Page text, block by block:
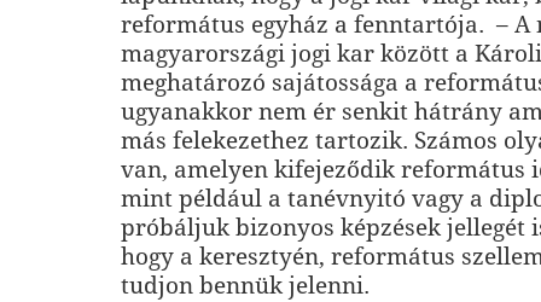
református egyház a fenntartója. – A
magyarországi jogi kar között a
meghatározó sajátossága a
ugyanakkor nem ér senkit hátrány
más felekezethez tartozik. Számos
van, amelyen kifejeződik református
mint például a tanévnyitó vagy a
próbáljuk bizonyos képzések jellegét
hogy a keresztyén, református
tudjon bennük jelenni.